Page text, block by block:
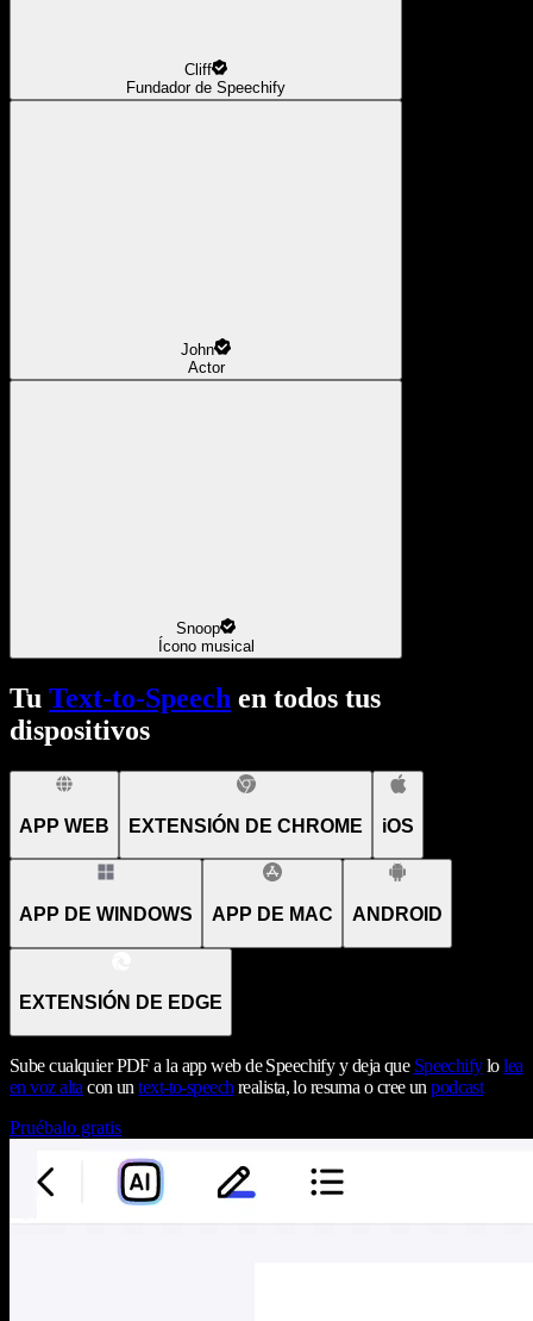
Cliff
Fundador de Speechify
John
Actor
Snoop
Ícono musical
Tu Text-to-Speech en todos tus
dispositivos
APP WEB EXTENSIÓN DE CHROME iOS
APP DE WINDOWS APP DE MAC ANDROID
EXTENSIÓN DE EDGE
Sube cualquier PDF a la app web de Speechify y deja que Speechifylolea
en voz alta con untext-to-speech realista, lo resuma o cree unpodcast
Pruébalo gratis